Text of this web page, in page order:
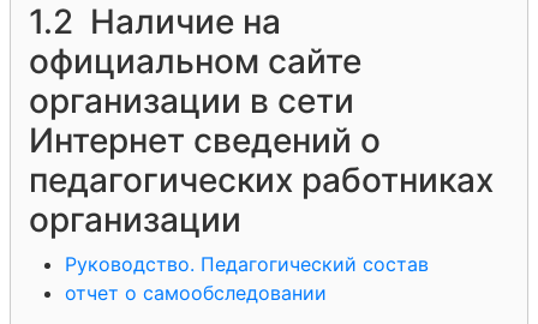
1.2 Наличие на
официальном сайте
организации в сети
Интернет сведений о
педагогических работниках
организации
Руководство. Педагогический состав
отчет о самообследовании